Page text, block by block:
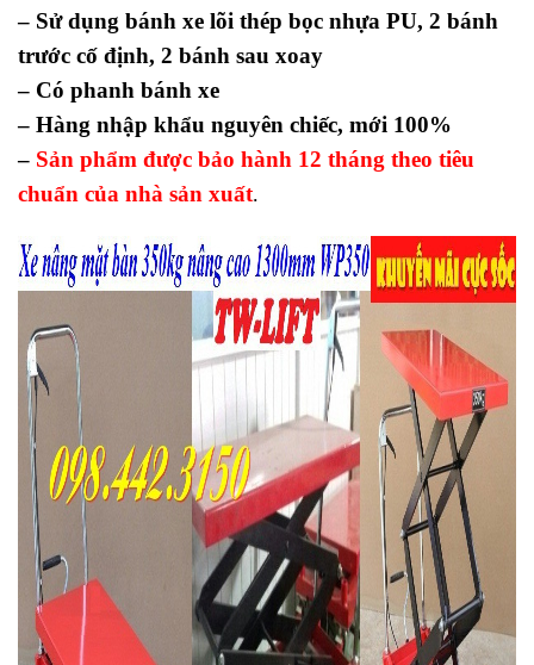
– Sử dụng bánh xe lõi thép bọc nhựa PU, 2 bánh
trước cố định, 2 bánh sau xoay
– Có phanh bánh xe
– Hàng nhập khẩu nguyên chiếc, mới 100%
– Sản phẩm được bảo hành 12 tháng theo tiêu
chuẩn của nhà sản xuất.